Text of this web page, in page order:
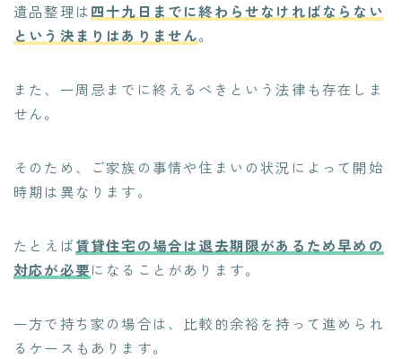
遺品整理は四十九日までに終わらせなければならない
という決まりはありません。
また、一周忌までに終えるべきという法律も存在しま
せん。
そのため、ご家族の事情や住まいの状況によって開始
時期は異なります。
たとえば賃貸住宅の場合は退去期限があるため早めの
対応が必要になることがあります。
一方で持ち家の場合は、比較的余裕を持って進められ
るケースもあります。